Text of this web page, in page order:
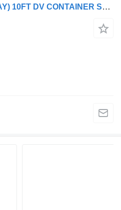
Onbekend NEW (ONE-WAY) 10FT DV CONTAINER STANDARD